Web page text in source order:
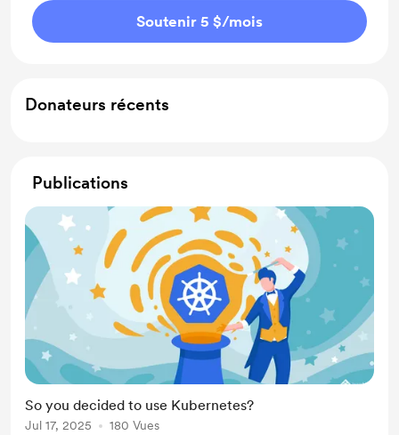
Soutenir 5 $/mois
Donateurs récents
Publications
So you decided to use Kubernetes?
Jul 17, 2025 180 Vues